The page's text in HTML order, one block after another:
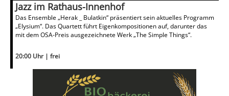
Jazz im Rathaus-Innenhof
Das Ensemble „Herak _ Bulatkin“ präsentiert sein aktuelles Programm
„Elysium“. Das Quartett führt Eigenkompositionen auf, darunter das
mit dem OSA-Preis ausgezeichnete Werk „The Simple Things“.
20:00 Uhr | frei